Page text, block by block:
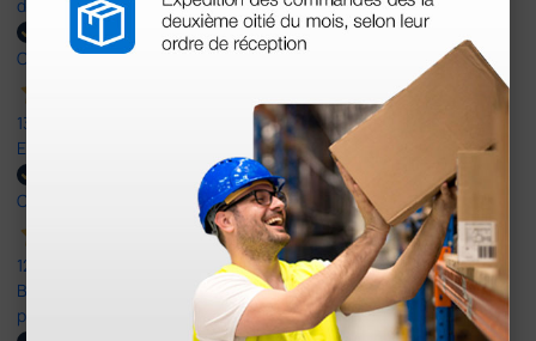
del doble que en cualquier otra empresa dentro de España.
Comprador verificado
13 Jul 2026
Excelente
Comprador verificado
12 Jun 2026
Bien, rápida y sin problemas. No me gusta que se oferten
productos sin incluir el IVA que luego nos van a cobrar.